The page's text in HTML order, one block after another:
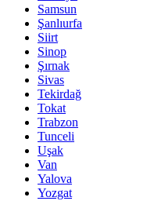
Samsun
Şanlıurfa
Siirt
Sinop
Şırnak
Sivas
Tekirdağ
Tokat
Trabzon
Tunceli
Uşak
Van
Yalova
Yozgat